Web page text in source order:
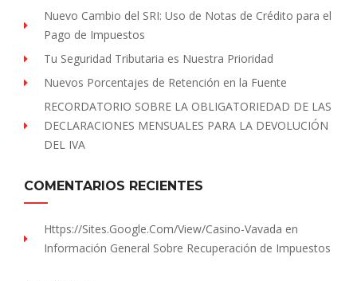
Nuevo Cambio del SRI: Uso de Notas de Crédito para el
Pago de Impuestos
Tu Seguridad Tributaria es Nuestra Prioridad
Nuevos Porcentajes de Retención en la Fuente
RECORDATORIO SOBRE LA OBLIGATORIEDAD DE LAS
DECLARACIONES MENSUALES PARA LA DEVOLUCIÓN
DEL IVA
COMENTARIOS RECIENTES
Https://sites.Google.com/view/Casino-Vavada en
Información General Sobre Recuperación de Impuestos